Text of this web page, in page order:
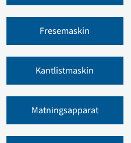
Fresemaskin
Kantlistmaskin
Matningsapparat